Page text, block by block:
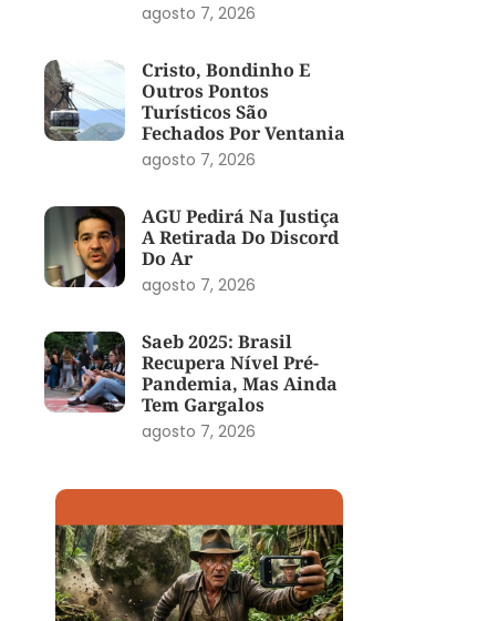
agosto 7, 2026
Cristo, Bondinho E
Outros Pontos
Turísticos São
Fechados Por Ventania
agosto 7, 2026
AGU Pedirá Na Justiça
A Retirada Do Discord
Do Ar
agosto 7, 2026
Saeb 2025: Brasil
Recupera Nível Pré-
Pandemia, Mas Ainda
Tem Gargalos
agosto 7, 2026